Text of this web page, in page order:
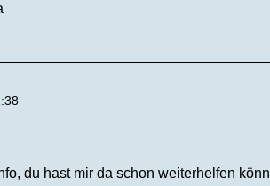
du hast mir da schon weiterhelfen